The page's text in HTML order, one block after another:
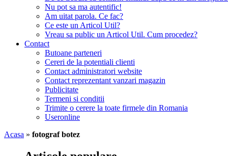
Nu pot sa ma autentific!
Am uitat parola. Ce fac?
Ce este un Articol Util?
Vreau sa public un Articol Util. Cum procedez?
Contact
Butoane parteneri
Cereri de la potentiali clienti
Contact administratori website
Contact reprezentant vanzari magazin
Publicitate
Termeni si conditii
Trimite o cerere la toate firmele din Romania
Useronline
Acasa » fotograf botez